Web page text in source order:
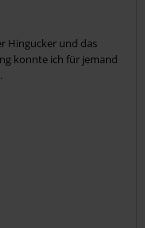
Hingucker und das
konnte ich für jemand